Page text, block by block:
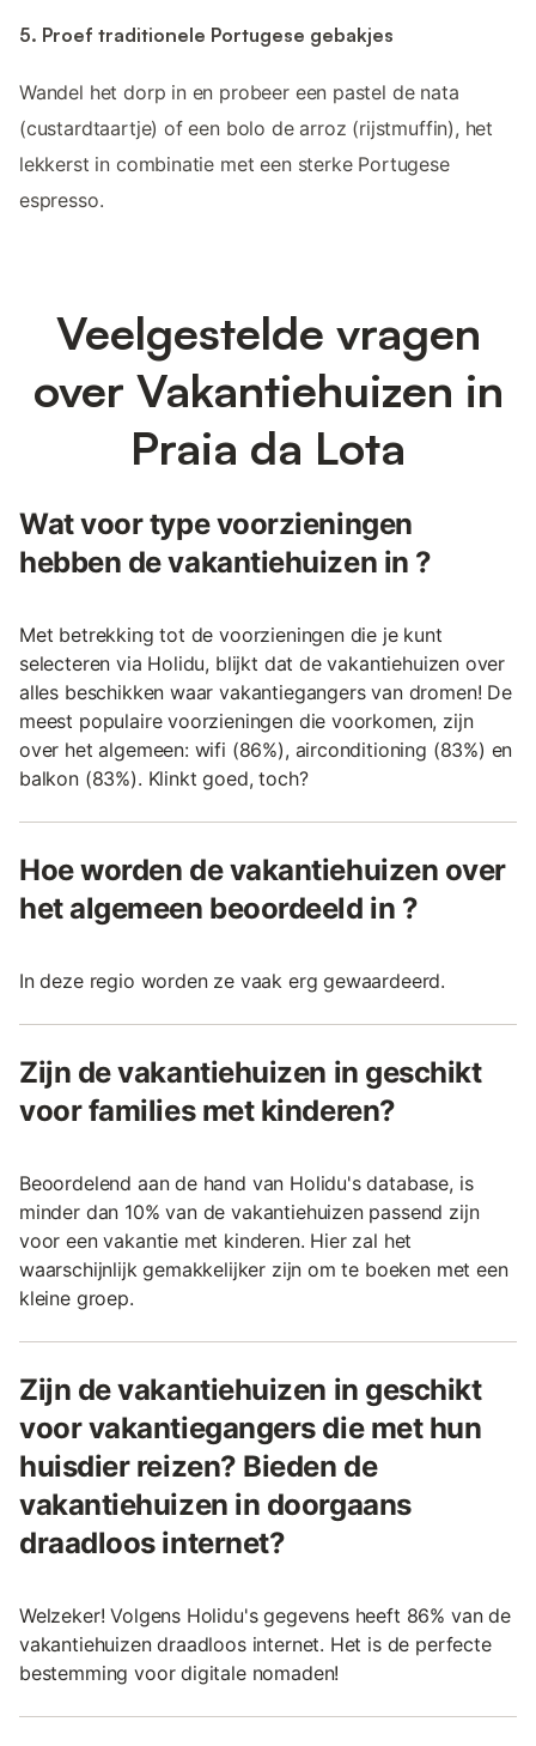
5. Proef traditionele Portugese gebakjes
Wandel het dorp in en probeer een pastel de nata
(custardtaartje) of een bolo de arroz (rijstmuffin), het
lekkerst in combinatie met een sterke Portugese
espresso.
Veelgestelde vragen
over Vakantiehuizen in
Praia da Lota
Wat voor type voorzieningen
hebben de vakantiehuizen in ?
Met betrekking tot de voorzieningen die je kunt
selecteren via Holidu, blijkt dat de vakantiehuizen over
alles beschikken waar vakantiegangers van dromen! De
meest populaire voorzieningen die voorkomen, zijn
over het algemeen: wifi (86%), airconditioning (83%) en
balkon (83%). Klinkt goed, toch?
Hoe worden de vakantiehuizen over
het algemeen beoordeeld in ?
In deze regio worden ze vaak erg gewaardeerd.
Zijn de vakantiehuizen in geschikt
voor families met kinderen?
Beoordelend aan de hand van Holidu's database, is
minder dan 10% van de vakantiehuizen passend zijn
voor een vakantie met kinderen. Hier zal het
waarschijnlijk gemakkelijker zijn om te boeken met een
kleine groep.
Zijn de vakantiehuizen in geschikt
voor vakantiegangers die met hun
huisdier reizen? Bieden de
vakantiehuizen in doorgaans
draadloos internet?
Welzeker! Volgens Holidu's gegevens heeft 86% van de
vakantiehuizen draadloos internet. Het is de perfecte
bestemming voor digitale nomaden!